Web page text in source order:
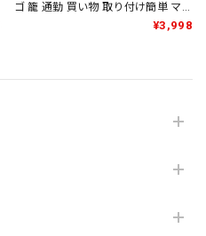
ゴ 籠 通勤 買い物 取り付け簡単 ママ
チャリ 折りたたみ PROVROS(プロ
¥3,998